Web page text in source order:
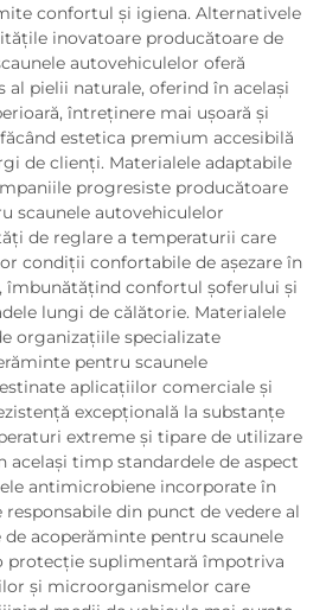
confortul și igiena. Alternativele
inovatoare producătoare de
autovehiculelor oferă
al pielii naturale, oferind în același
întreținere mai ușoară și
estetica premium accesibilă
de clienți. Materialele adaptabile
progresiste producătoare
scaunele autovehiculelor
de reglare a temperaturii care
condiții confortabile de așezare în
îmbunătățind confortul șoferului și
lungi de călătorie. Materialele
organizațiile specializate
pentru scaunele
aplicațiilor comerciale și
excepțională la substanțe
extreme și tipare de utilizare
același timp standardele de aspect
antimicrobiene incorporate în
din punct de vedere al
acoperăminte pentru scaunele
protecție suplimentară împotriva
și microorganismelor care